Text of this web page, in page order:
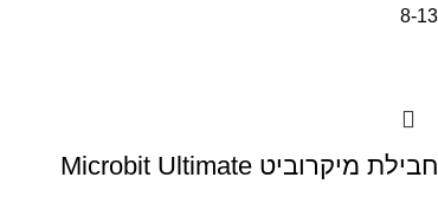
8-13
חבילת מיקרוביט Microbit Ultimate